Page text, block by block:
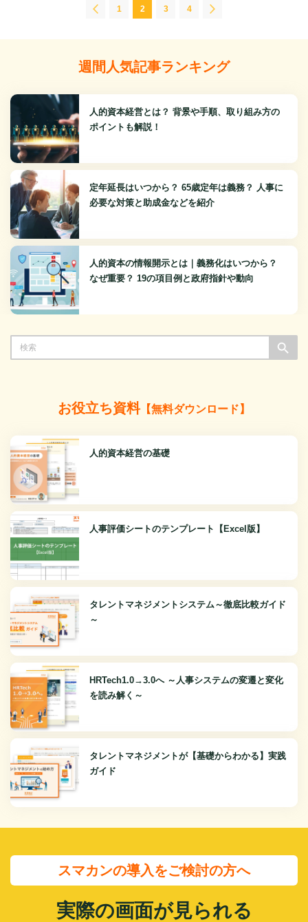
1 2 3 4
週間人気記事ランキング
人的資本経営とは？ 背景や手順、取り組み方の
ポイントも解説！
定年延長はいつから？ 65歳定年は義務？ 人事に
必要な対策と助成金などを紹介
人的資本の情報開示とは｜義務化はいつから？
なぜ重要？ 19の項目例と政府指針や動向
Search
for:
Search Button
お役立ち資料【無料ダウンロード】
人的資本経営の基礎
人事評価シートのテンプレート【Excel版】
タレントマネジメントシステム～徹底比較ガイド
～
HRTech1.0→3.0へ ～人事システムの変遷と変化
を読み解く～
タレントマネジメントが【基礎からわかる】実践
ガイド
スマカンの導入をご検討の方へ
実際の画面が見られる